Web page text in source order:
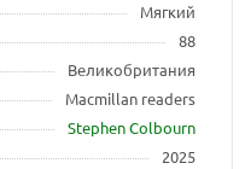
Мягкий
88
Великобритания
Macmillan readers
Stephen Colbourn
2025